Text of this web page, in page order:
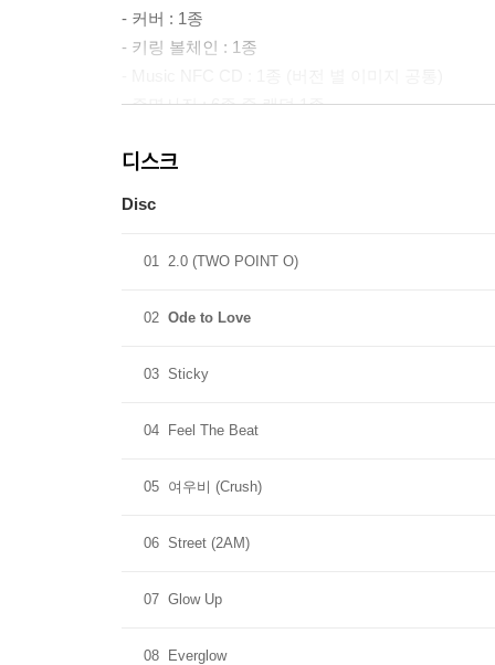
- 커버 : 1종
- 키링 볼체인 : 1종
- 증명사진 : 6종 중 랜덤 1종
디스크
Disc
01 2.0 (TWO POINT O)
02 Ode to Love
03 Sticky
04 Feel The Beat
05 여우비 (Crush)
06 Street (2AM)
07 Glow Up
08 Everglow